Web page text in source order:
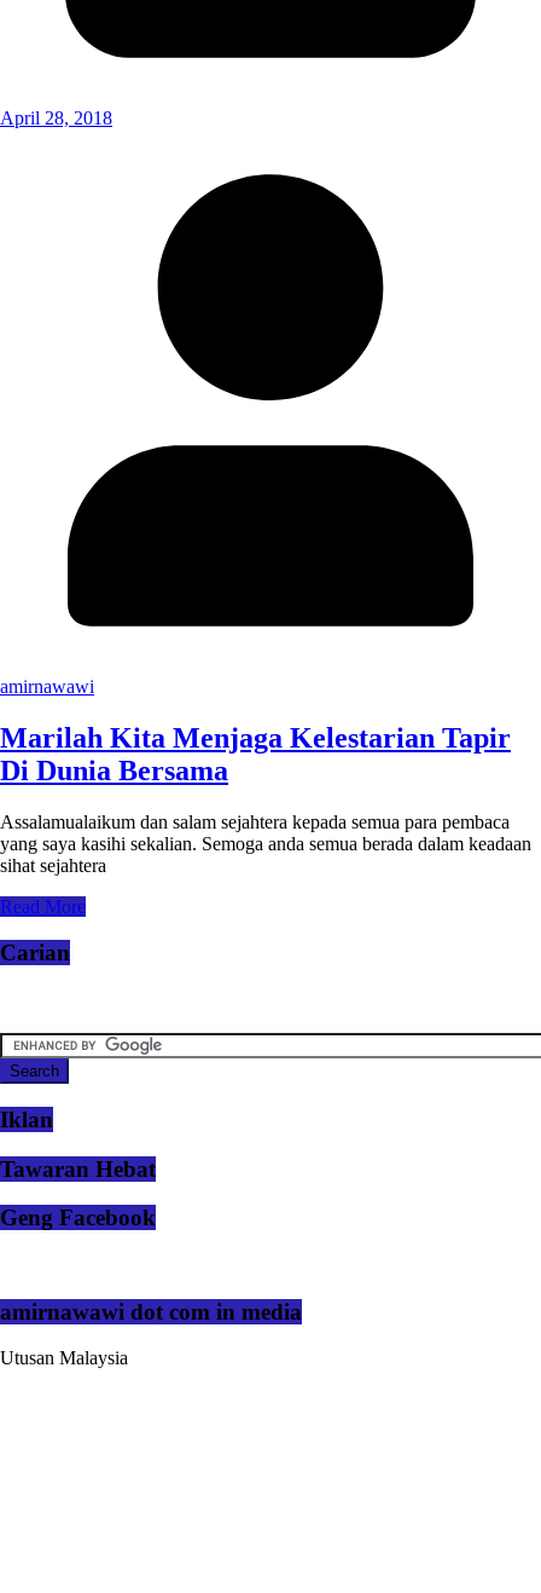
April 28, 2018
amirnawawi
Marilah Kita Menjaga Kelestarian Tapir
Di Dunia Bersama
Assalamualaikum dan salam sejahtera kepada semua para pembaca
yang saya kasihi sekalian. Semoga anda semua berada dalam keadaan
sihat sejahtera
Read More
Carian
Iklan
Tawaran Hebat
Geng Facebook
amirnawawi dot com in media
Utusan Malaysia